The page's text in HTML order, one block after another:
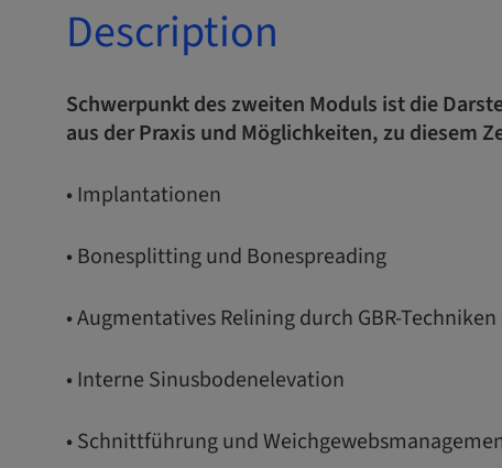
Description
Schwerpunkt des zweiten Moduls ist die
aus der Praxis und Möglichkeiten, zu diesem
• Implantationen
• Bonesplitting und Bonespreading
• Augmentatives Relining durch GBR-
• Interne Sinusbodenelevation
• Schnittführung und